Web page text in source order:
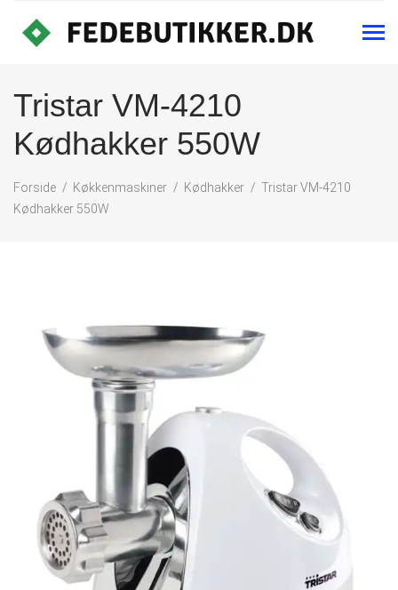
Tristar VM-4210
Kødhakker 550W
Forside Køkkenmaskiner Kødhakker
Tristar VM-4210
Kødhakker 550W